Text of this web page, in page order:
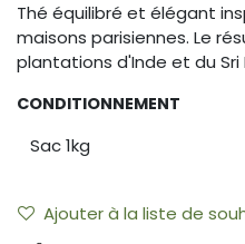
Thé équilibré et élégant
maisons parisiennes. Le
plantations d'Inde et du Sri
CONDITIONNEMENT
Ajouter à la liste de